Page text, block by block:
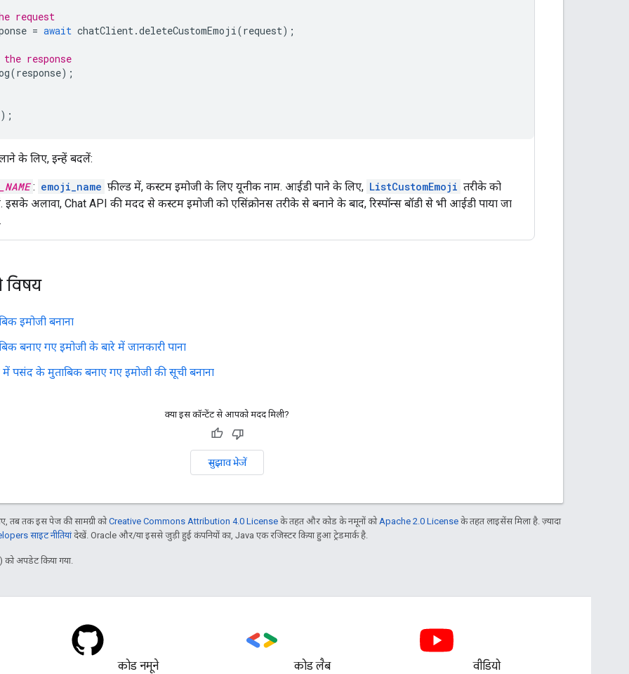
request
= await chatClient.deleteCustomEmoji(request);
the response
(response);
के लिए, इन्हें बदलें:
: emoji_name फ़ील्ड में, कस्टम इमोजी के लिए यूनीक नाम. आईडी पाने के लिए, ListCustomEmoji तरीके को
अलावा, Chat API की मदद से कस्टम इमोजी को एसिंक्रोनस तरीके से बनाने के बाद, रिस्पॉन्स बॉडी से भी आईडी पाया जा
विषय
इमोजी बनाना
बनाए गए इमोजी के बारे में जानकारी पाना
में पसंद के मुताबिक बनाए गए इमोजी की सूची बनाना
क्या इस कॉन्टेंट से आपको मदद मिली?
सुझाव भेजें
तब तक इस पेज की सामग्री कोCreative Commons Attribution 4.0 License के तहत और कोड के नमूनों को Apache 2.0 License के तहत लाइसेंस मिला है. ज़्यादा
साइट नीतियांदेखें. Oracle और/या इससे जुड़ी हुई कंपनियों का, Java एक रजिस्टर किया हुआ ट्रेडमार्क है.
को अपडेट किया गया.
कोड नमूने कोड लैब वीडियो